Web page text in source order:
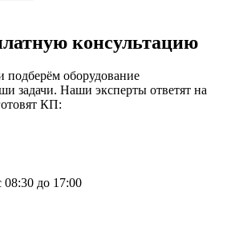
консультацию
подберём оборудование
задачи. Наши эксперты ответят на
КП:
08:30 до 17:00